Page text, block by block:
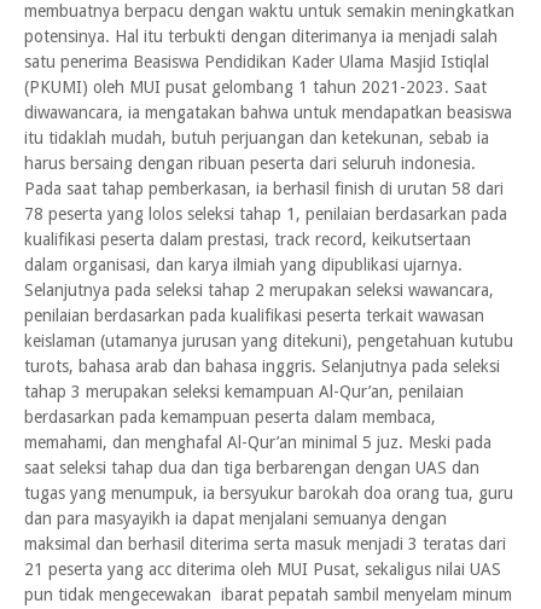
membuatnya berpacu dengan waktu untuk semakin meningkatkan
potensinya. Hal itu terbukti dengan diterimanya ia menjadi salah
satu penerima Beasiswa Pendidikan Kader Ulama Masjid Istiqlal
(PKUMI) oleh MUI pusat gelombang 1 tahun 2021-2023. Saat
diwawancara, ia mengatakan bahwa untuk mendapatkan beasiswa
itu tidaklah mudah, butuh perjuangan dan ketekunan, sebab ia
harus bersaing dengan ribuan peserta dari seluruh indonesia.
Pada saat tahap pemberkasan, ia berhasil finish di urutan 58 dari
78 peserta yang lolos seleksi tahap 1, penilaian berdasarkan pada
kualifikasi peserta dalam prestasi, track record, keikutsertaan
dalam organisasi, dan karya ilmiah yang dipublikasi ujarnya.
Selanjutnya pada seleksi tahap 2 merupakan seleksi wawancara,
penilaian berdasarkan pada kualifikasi peserta terkait wawasan
keislaman (utamanya jurusan yang ditekuni), pengetahuan kutubu
turots, bahasa arab dan bahasa inggris. Selanjutnya pada seleksi
tahap 3 merupakan seleksi kemampuan Al-Qur’an, penilaian
berdasarkan pada kemampuan peserta dalam membaca,
memahami, dan menghafal Al-Qur’an minimal 5 juz. Meski pada
saat seleksi tahap dua dan tiga berbarengan dengan UAS dan
tugas yang menumpuk, ia bersyukur barokah doa orang tua, guru
dan para masyayikh ia dapat menjalani semuanya dengan
maksimal dan berhasil diterima serta masuk menjadi 3 teratas dari
21 peserta yang acc diterima oleh MUI Pusat, sekaligus nilai UAS
pun tidak mengecewakan ibarat pepatah sambil menyelam minum